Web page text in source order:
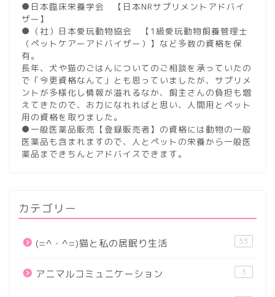
●日本臨床栄養学会 【日本NRサプリメントアドバイ
ザー】
●（社）日本愛玩動物協会 【1級愛玩動物飼養管理士
（ペットケアーアドバイザー）】など多数の資格を保
有。
長年、犬や猫のごはんについてのご相談を承っていたの
で「今更資格なんて」とも思っていましたが、サプリメ
ントが多様化し情報が溢れるなか、飼主さんの負担も増
えてきたので、お力になれればと思い、人間用とペット
用の資格を取りました。
●一般医薬品販売【登録販売者】の資格には動物の一般
医薬品も含まれますので、人とペットの栄養から一般医
薬品まできちんとアドバイスできます。
カテゴリー
(=^・^=)猫と私の居眠り生活 53
アニマルコミュニケーション 3